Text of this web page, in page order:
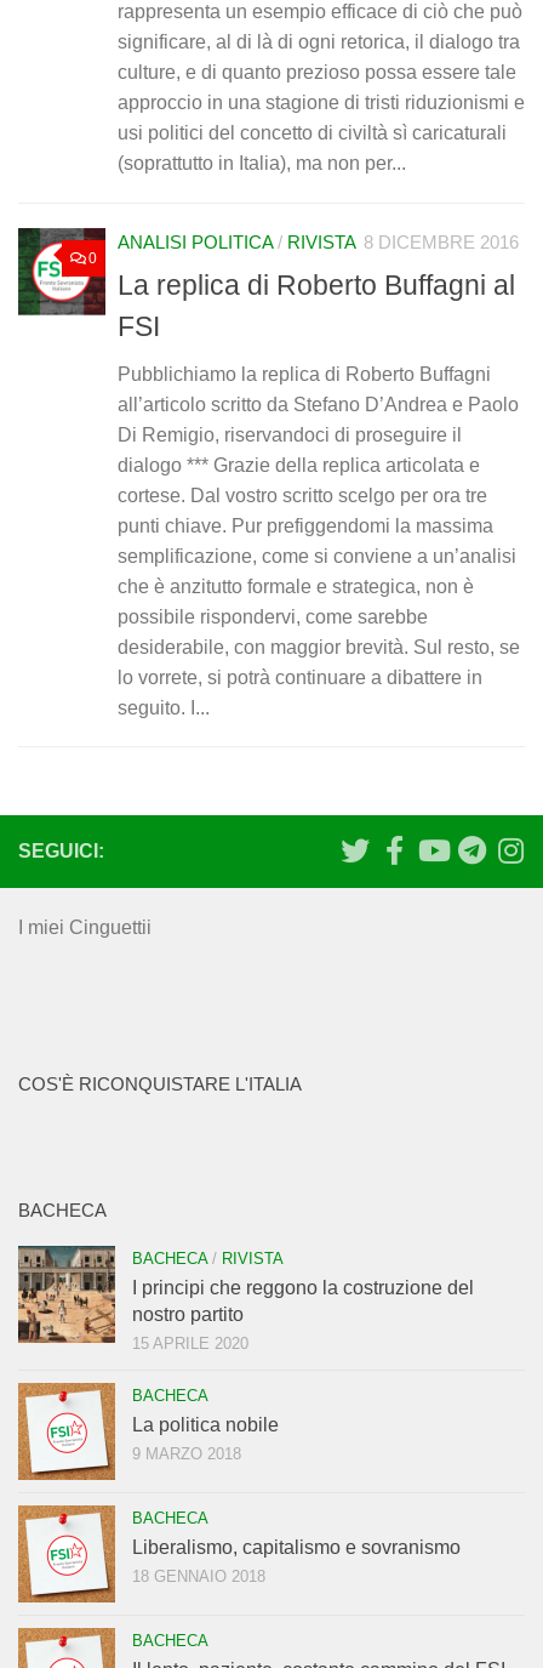
rappresenta un esempio efficace di ciò che può
significare, al di là di ogni retorica, il dialogo tra
culture, e di quanto prezioso possa essere tale
approccio in una stagione di tristi riduzionismi e
usi politici del concetto di civiltà sì caricaturali
(soprattutto in Italia), ma non per...
0
ANALISI POLITICA/ RIVISTA 8 DICEMBRE 2016
La replica di Roberto Buffagni al
FSI
Pubblichiamo la replica di Roberto Buffagni
all’articolo scritto da Stefano D’Andrea e Paolo
Di Remigio, riservandoci di proseguire il
dialogo *** Grazie della replica articolata e
cortese. Dal vostro scritto scelgo per ora tre
punti chiave. Pur prefiggendomi la massima
semplificazione, come si conviene a un’analisi
che è anzitutto formale e strategica, non è
possibile rispondervi, come sarebbe
desiderabile, con maggior brevità. Sul resto, se
lo vorrete, si potrà continuare a dibattere in
seguito. I...
SEGUICI:
I miei Cinguettii
COS'È RICONQUISTARE L'ITALIA
BACHECA
BACHECA/ RIVISTA
I principi che reggono la costruzione del
nostro partito
15 APRILE 2020
BACHECA
La politica nobile
9 MARZO 2018
BACHECA
Liberalismo, capitalismo e sovranismo
18 GENNAIO 2018
BACHECA